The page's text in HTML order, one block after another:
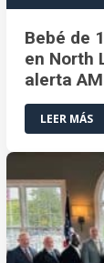
Bebé de
en North
alerta
LEER MÁS